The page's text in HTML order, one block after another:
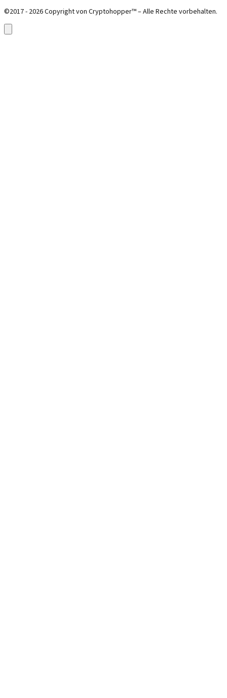
©2017 - 2026 Copyright von Cryptohopper™ – Alle Rechte vorbehalten.